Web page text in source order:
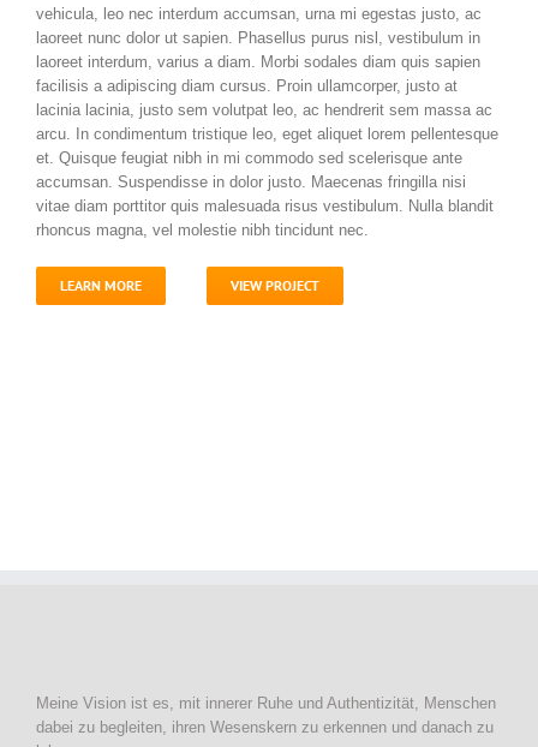
vehicula, leo nec interdum accumsan, urna mi egestas justo, ac
laoreet nunc dolor ut sapien. Phasellus purus nisl, vestibulum in
laoreet interdum, varius a diam. Morbi sodales diam quis sapien
facilisis a adipiscing diam cursus. Proin ullamcorper, justo at
lacinia lacinia, justo sem volutpat leo, ac hendrerit sem massa ac
arcu. In condimentum tristique leo, eget aliquet lorem pellentesque
et. Quisque feugiat nibh in mi commodo sed scelerisque ante
accumsan. Suspendisse in dolor justo. Maecenas fringilla nisi
vitae diam porttitor quis malesuada risus vestibulum. Nulla blandit
rhoncus magna, vel molestie nibh tincidunt nec.
LEARN MORE VIEW PROJECT
Meine Vision ist es, mit innerer Ruhe und Authentizität, Menschen
dabei zu begleiten, ihren Wesenskern zu erkennen und danach zu